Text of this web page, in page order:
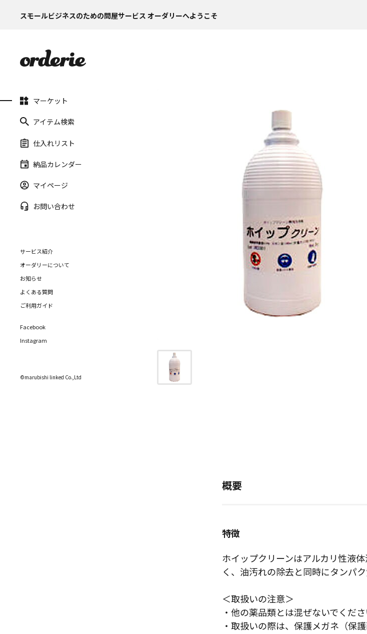
スモールビジネスのための問屋サービス オーダリーへようこそ
マーケット
アイテム検索
仕入れリスト
納品カレンダー
マイページ
お問い合わせ
サービス紹介
オーダリーについて
お知らせ
よくある質問
ご利用ガイド
Facebook
Instagram
©marubishi linked Co.,Ltd
概要
特徴
ホイップクリーンはアルカリ性液
く、油汚れの除去と同時にタンパク
＜取扱いの注意＞
・他の薬品類とは混ぜないでくださ
・取扱いの際は、保護メガネ（保